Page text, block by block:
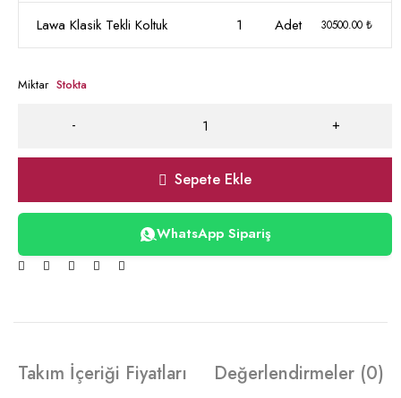
Lawa Klasik Tekli Koltuk 1 Adet 30500.00 ₺
Miktar Stokta
Sepete Ekle
WhatsApp Sipariş
Takım İçeriği Fiyatları
Değerlendirmeler (0)